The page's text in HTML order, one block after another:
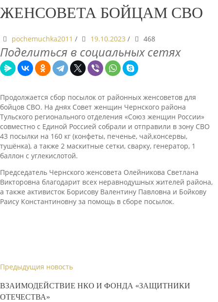
ЖЕНСОВЕТА БОЙЦАМ СВО
pochemuchka2011 / 19.10.2023 / 468
Поделиться в социальных сетях
Продолжается сбор посылок от районных женсоветов для
бойцов СВО. На днях Совет женщин Чернского района
Тульского регионального отделения «Союз женщин России»
совместно с Единой Россией собрали и отправили в зону СВО
43 посылки на 160 кг (конфеты, печенье, чай,консервы,
тушёнка), а также 2 маскитные сетки, сварку, генератор, 1
баллон с углекислотой.
Председатель Чернского женсовета Олейникова Светлана
Викторовна благодарит всех неравнодушных жителей района,
а также активисток Борисову Валентину Павловна и Бойкову
Раису Константиновну за помощь в сборе посылок.
Предыдущия новость
ВЗАИМОДЕЙСТВИЕ НКО И ФОНДА «ЗАЩИТНИКИ
ОТЕЧЕСТВА»